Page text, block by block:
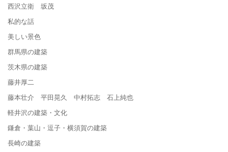
西沢立衛 坂茂
私的な話
美しい景色
群馬県の建築
茨木県の建築
藤井厚二
藤本壮介 平田晃久 中村拓志 石上純也
軽井沢の建築・文化
鎌倉・葉山・逗子・横須賀の建築
長崎の建築